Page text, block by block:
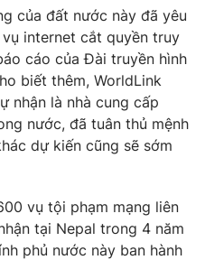
của đất nước này đã yêu
internet cắt quyền truy
cáo của Đài truyền hình
biết thêm, WorldLink
nhận là nhà cung cấp
nước, đã tuân thủ mệnh
dự kiến ​​cũng sẽ sớm
vụ tội phạm mạng liên
tại Nepal trong 4 năm
phủ nước này ban hành